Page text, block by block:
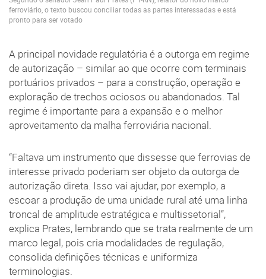
ferroviário, o texto buscou conciliar todas as partes interessadas e está
pronto para ser votado
A principal novidade regulatória é a outorga em regime
de autorização – similar ao que ocorre com terminais
portuários privados – para a construção, operação e
exploração de trechos ociosos ou abandonados. Tal
regime é importante para a expansão e o melhor
aproveitamento da malha ferroviária nacional.
“Faltava um instrumento que dissesse que ferrovias de
interesse privado poderiam ser objeto da outorga de
autorização direta. Isso vai ajudar, por exemplo, a
escoar a produção de uma unidade rural até uma linha
troncal de amplitude estratégica e multissetorial”,
explica Prates, lembrando que se trata realmente de um
marco legal, pois cria modalidades de regulação,
consolida definições técnicas e uniformiza
terminologias.